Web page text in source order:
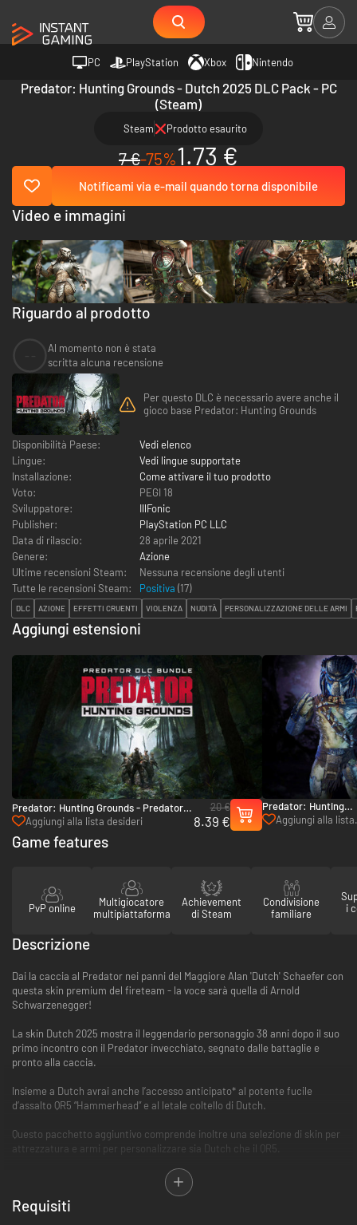
PC PlayStation Xbox Nintendo
Predator: Hunting Grounds - Dutch 2025 DLC Pack - PC
(Steam)
Steam Prodotto esaurito
7 €-75%1.73 €
Notificami via e-mail quando torna disponibile
Riguardo al prodotto
Al momento non è stata
scritta alcuna recensione
Per questo DLC è necessario avere anche il
gioco base Predator: Hunting Grounds
Disponibilità Paese:
Vedi elenco
Lingue:
Vedi lingue supportate
Installazione:
Come attivare il tuo prodotto
Voto:
PEGI 18
Sviluppatore:
IllFonic
Publisher:
PlayStation PC LLC
Data di rilascio:
28 aprile 2021
Genere:
Azione
Ultime recensioni Steam:
Nessuna recensione degli utenti
Tutte le recensioni Steam:
Positiva (17)
DLC AZIONE EFFETTI CRUENTI VIOLENZA NUDITÀ PERSONALIZZAZIONE DELLE ARMI
Aggiungi estensioni
Predator: Hunting Grounds - Predator
DLC Bundle - PC (Steam)
Aggiungi alla lista desideri
20 €
8.39 €
Predator: Hunting
Grounds - Wolf
DLC Pack - PC
Aggiungi alla lista
Video e immagini
Game features
PvP online
Multigiocatore
multipiattaforma
Achievement
di Steam
Condivisione
familiare
i
Descrizione
Dai la caccia al Predator nei panni del Maggiore Alan 'Dutch' Schaefer con
questa skin premium del fireteam - la voce sarà quella di Arnold
Schwarzenegger!
La skin Dutch 2025 mostra il leggendario personaggio 38 anni dopo il suo
primo incontro con il Predator invecchiato, segnato dalle battaglie e
pronto alla caccia.
Insieme a Dutch avrai anche l’accesso anticipato* al potente fucile
d’assalto QR5 “Hammerhead” e al letale coltello di Dutch.
Questo pacchetto aggiuntivo comprende inoltre una selezione di skin per
attrezzatura e armi per personalizzare sia Dutch che il QR5.
*Fucile d’assalto, coltello e skin saranno disponibili a tutti dal 12 giugno
Requisiti